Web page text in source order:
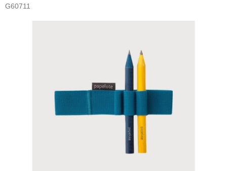
G60711